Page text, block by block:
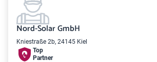
Nord-Solar GmbH
Kniestraße 2b, 24145 Kiel
Top
Partner